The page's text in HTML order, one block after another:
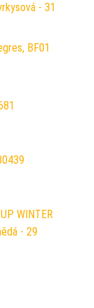
- 31
BF01
WINTER
- 29